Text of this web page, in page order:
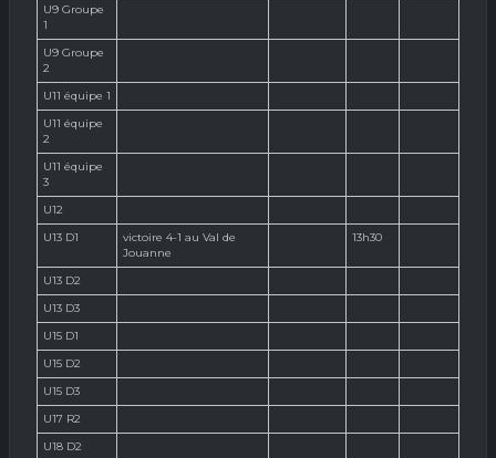
U9 Groupe
1
U9 Groupe
2
U11 équipe 1
U11 équipe
2
U11 équipe
3
U12
U13 D1
victoire 4-1 au Val de
Jouanne
13h30
U13 D2
U13 D3
U15 D1
U15 D2
U15 D3
U17 R2
U18 D2